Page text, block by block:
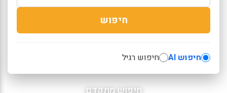
חיפוש
חיפוש AI חיפוש רגיל
חיפוש מתקדם